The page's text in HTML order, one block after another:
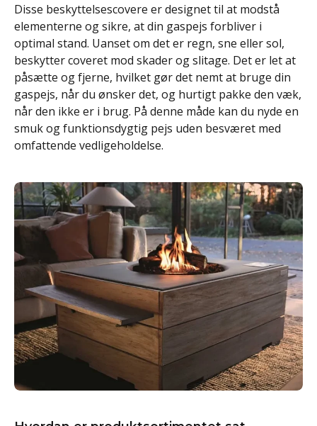
Disse beskyttelsescovere er designet til at modstå
elementerne og sikre, at din gaspejs forbliver i
optimal stand. Uanset om det er regn, sne eller sol,
beskytter coveret mod skader og slitage. Det er let at
påsætte og fjerne, hvilket gør det nemt at bruge din
gaspejs, når du ønsker det, og hurtigt pakke den væk,
når den ikke er i brug. På denne måde kan du nyde en
smuk og funktionsdygtig pejs uden besværet med
omfattende vedligeholdelse.